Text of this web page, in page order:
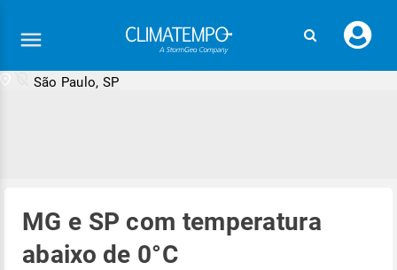
seu
São Paulo, SP
MG e SP com temperatura
abaixo de 0°C